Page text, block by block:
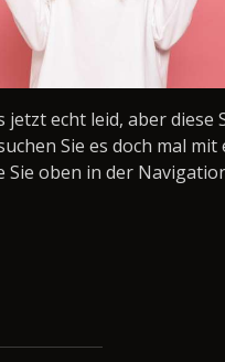
jetzt echt leid, aber diese
Sie es doch mal
Sie oben in der